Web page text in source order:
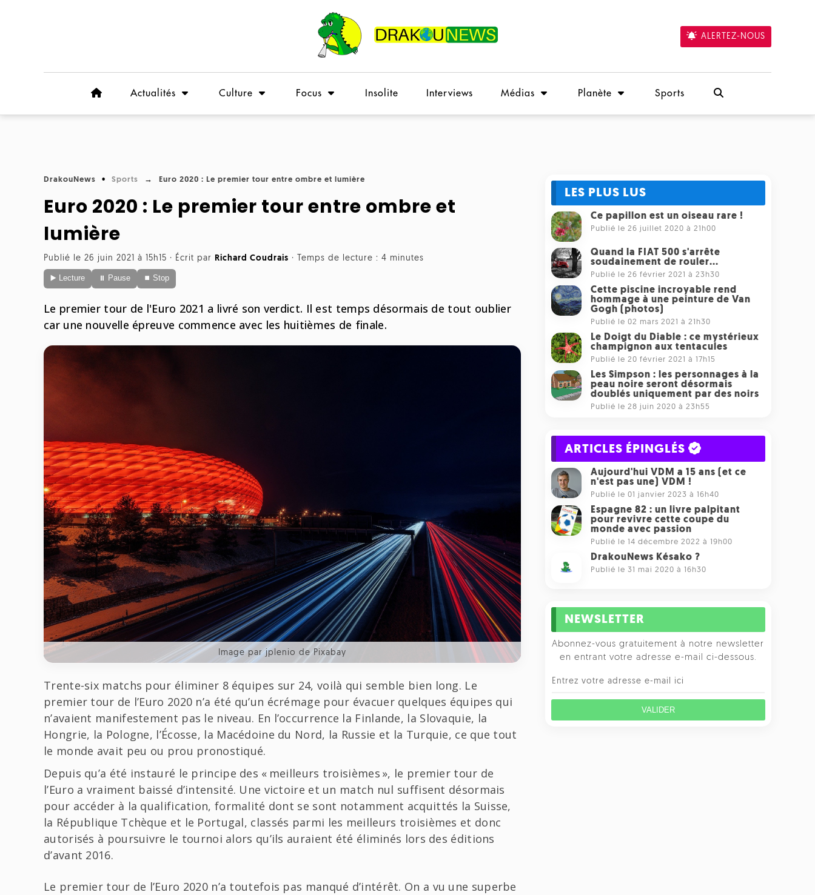
ALERTEZ-NOUS
Actualités Culture Focus Insolite Interviews Médias Planète Sports
DrakouNews Sports Euro 2020 : Le premier tour entre ombre et lumière
Euro 2020 : Le premier tour entre ombre et
lumière
Publié le 26 juin 2021 à 15h15 · Écrit par Richard Coudrais · Temps de lecture : 4 minutes
▶️ Lecture ⏸ Pause ⏹ Stop
Le premier tour de l'Euro 2021 a livré son verdict. Il est temps désormais de tout oublier
car une nouvelle épreuve commence avec les huitièmes de finale.
Image par jplenio de Pixabay
Trente-six matchs pour éliminer 8 équipes sur 24, voilà qui semble bien long. Le
premier tour de l’Euro 2020 n’a été qu’un écrémage pour évacuer quelques équipes qui
n’avaient manifestement pas le niveau. En l’occurrence la Finlande, la Slovaquie, la
Hongrie, la Pologne, l’Écosse, la Macédoine du Nord, la Russie et la Turquie, ce que tout
le monde avait peu ou prou pronostiqué.
Depuis qu’a été instauré le principe des « meilleurs troisièmes », le premier tour de
l’Euro a vraiment baissé d’intensité. Une victoire et un match nul suffisent désormais
pour accéder à la qualification, formalité dont se sont notamment acquittés la Suisse,
la République Tchèque et le Portugal, classés parmi les meilleurs troisièmes et donc
autorisés à poursuivre le tournoi alors qu’ils auraient été éliminés lors des éditions
d’avant 2016.
Le premier tour de l’Euro 2020 n’a toutefois pas manqué d’intérêt. On a vu une superbe
LES PLUS LUS
Ce papillon est un oiseau rare !
Publié le 26 juillet 2020 à 21h00
Quand la FIAT 500 s'arrête
soudainement de rouler...
Publié le 26 février 2021 à 23h30
Cette piscine incroyable rend
hommage à une peinture de Van
Gogh (photos)
Publié le 02 mars 2021 à 21h30
Le Doigt du Diable : ce mystérieux
champignon aux tentacules
Publié le 20 février 2021 à 17h15
Les Simpson : les personnages à la
peau noire seront désormais
doublés uniquement par des noirs
Publié le 28 juin 2020 à 23h55
ARTICLES ÉPINGLÉS
Aujourd'hui VDM a 15 ans (et ce
n'est pas une) VDM !
Publié le 01 janvier 2023 à 16h40
Espagne 82 : un livre palpitant
pour revivre cette coupe du
monde avec passion
Publié le 14 décembre 2022 à 19h00
DrakouNews Késako ?
Publié le 31 mai 2020 à 16h30
NEWSLETTER
Abonnez-vous gratuitement à notre newsletter
en entrant votre adresse e-mail ci-dessous.
VALIDER